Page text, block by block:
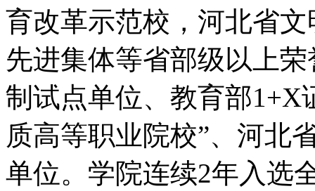
育改革示范校，河北省
先进集体等省部级以上
制试点单位、教育部1+X
质高等职业院校”、河北
单位。学院连续2年入选